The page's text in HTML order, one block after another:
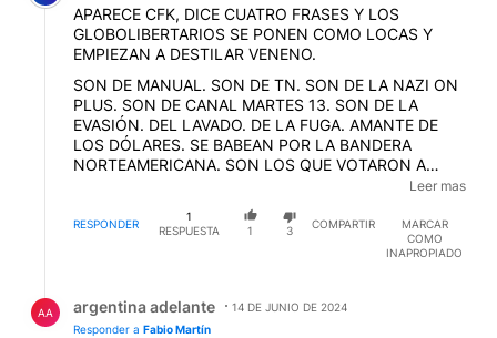
APARECE CFK, DICE CUATRO FRASES Y LOS
GLOBOLIBERTARIOS SE PONEN COMO LOCAS Y
EMPIEZAN A DESTILAR VENENO.
SON DE MANUAL. SON DE TN. SON DE LA NAZI ON
PLUS. SON DE CANAL MARTES 13. SON DE LA
EVASIÓN. DEL LAVADO. DE LA FUGA. AMANTE DE
LOS DÓLARES. SE BABEAN POR LA BANDERA
NORTEAMERICANA. SON LOS QUE VOTARON A
MACRI. SON LOS QUE SE OLVIDARON DE LOS 100
MIL MILLONES DE DÓLARES QUE LE PIDIERON
CAPUTO Y MACRI AL FMI. TIENEN POCA MEMORIA
Leer mas
RESPONDER
1
RESPUESTA
1 3
COMPARTIR
MARCAR
COMO
INAPROPIADO
AA argentina adelante
14 DE JUNIO DE 2024
Responder a Fabio Martín